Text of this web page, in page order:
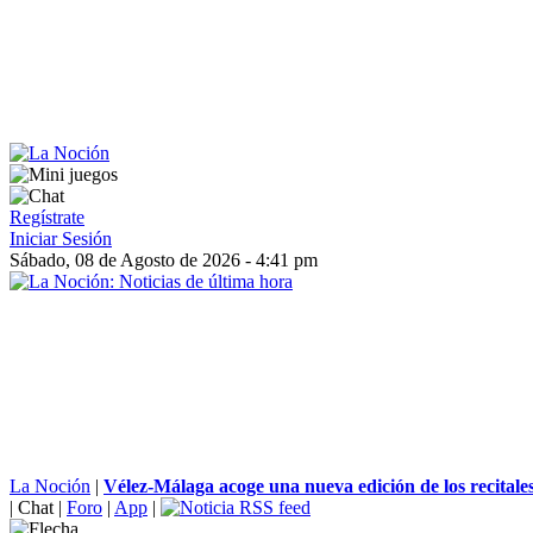
Regístrate
Iniciar Sesión
Sábado, 08 de Agosto de 2026 - 4:41 pm
La Noción | Vélez-Málaga acoge una nueva edición de los
| Chat | Foro | App |